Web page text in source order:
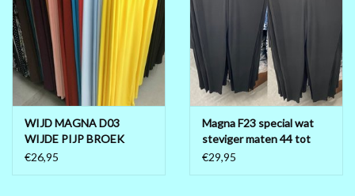
WIJD MAGNA D03
WIJDE PIJP BROEK
MATEN 40/42 TOT 56/58
€26,95
Magna F23 special wat
steviger maten 44 tot
56/58
€29,95